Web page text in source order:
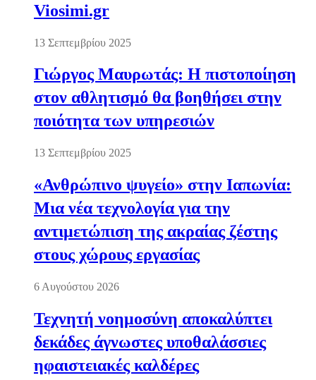
Viosimi.gr
13 Σεπτεμβρίου 2025
Γιώργος Μαυρωτάς: Η πιστοποίηση
στον αθλητισμό θα βοηθήσει στην
ποιότητα των υπηρεσιών
13 Σεπτεμβρίου 2025
«Ανθρώπινο ψυγείο» στην Ιαπωνία:
Μια νέα τεχνολογία για την
αντιμετώπιση της ακραίας ζέστης
στους χώρους εργασίας
6 Αυγούστου 2026
Τεχνητή νοημοσύνη αποκαλύπτει
δεκάδες άγνωστες υποθαλάσσιες
ηφαιστειακές καλδέρες